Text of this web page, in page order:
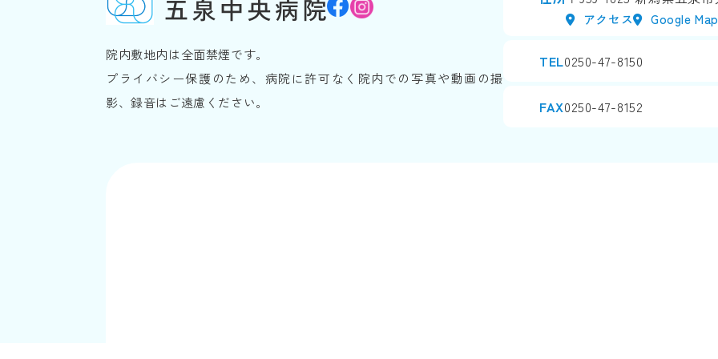
院内敷地内は全面禁煙です。
プライバシー保護のため、病院に許可なく院内での写真や動画の撮
影、録音はご遠慮ください。
アクセス Google Map
TEL0250-47-8150
FAX0250-47-8152